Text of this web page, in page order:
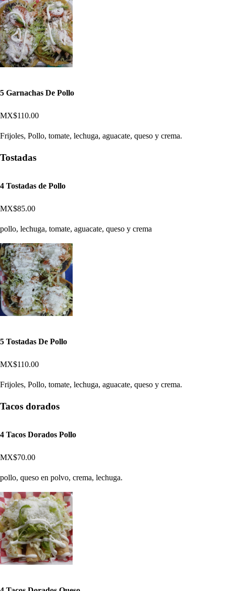
5 Garnachas De Pollo
MX$110.00
Frijoles, Pollo, tomate, lechuga, aguacate, queso y crema.
Tostadas
4 Tostadas de Pollo
MX$85.00
pollo, lechuga, tomate, aguacate, queso y crema
5 Tostadas De Pollo
MX$110.00
Frijoles, Pollo, tomate, lechuga, aguacate, queso y crema.
Tacos dorados
4 Tacos Dorados Pollo
MX$70.00
pollo, queso en polvo, crema, lechuga.